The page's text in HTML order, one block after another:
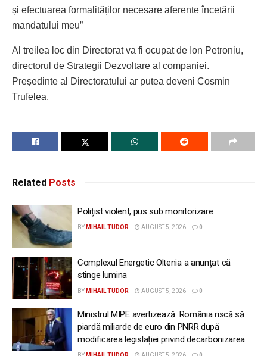
și efectuarea formalităților necesare aferente încetării
mandatului meu”
Al treilea loc din Directorat va fi ocupat de Ion Petroniu,
directorul de Strategii Dezvoltare al companiei.
Președinte al Directoratului ar putea deveni Cosmin
Trufelea.
Related Posts
Polițist violent, pus sub monitorizare
BY MIHAIL TUDOR AUGUST 5, 2026 0
Complexul Energetic Oltenia a anunțat că
stinge lumina
BY MIHAIL TUDOR AUGUST 5, 2026 0
Ministrul MIPE avertizează: România riscă să
piardă miliarde de euro din PNRR după
modificarea legislației privind decarbonizarea